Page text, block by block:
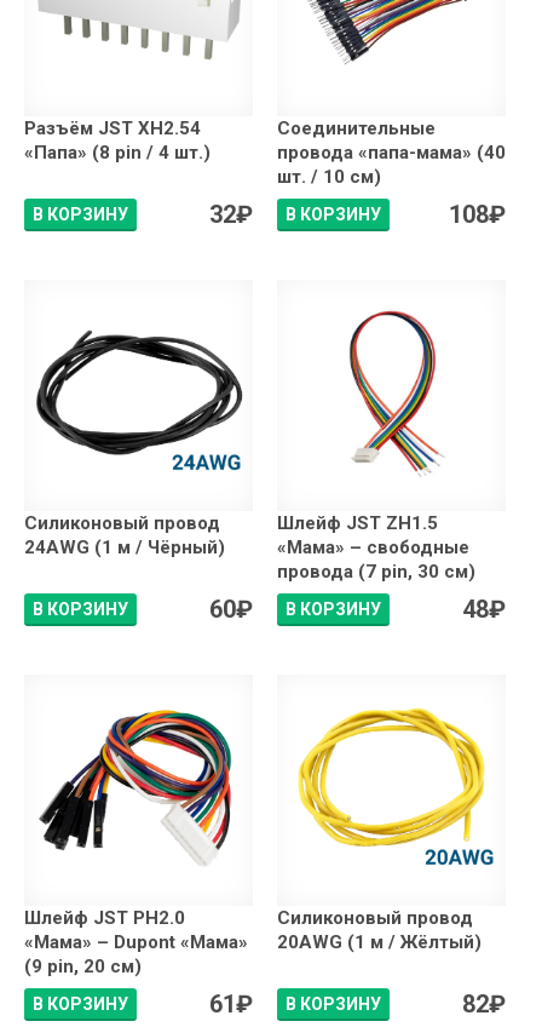
Разъём JST XH2.54
«Папа» (8 pin / 4 шт.)
В КОРЗИНУ 32₽
Соединительные
провода «папа-мама» (40
шт. / 10 см)
В КОРЗИНУ 108₽
Силиконовый провод
24AWG (1 м / Чёрный)
В КОРЗИНУ 60₽
Шлейф JST ZH1.5
«Мама» – свободные
провода (7 pin, 30 см)
В КОРЗИНУ 48₽
Шлейф JST PH2.0
«Мама» – Dupont «Мама»
(9 pin, 20 см)
В КОРЗИНУ 61₽
Силиконовый провод
20AWG (1 м / Жёлтый)
В КОРЗИНУ 82₽